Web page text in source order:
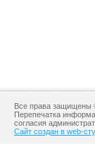
Все права защищены
Перепечатка
согласия
Сайт создан в web-